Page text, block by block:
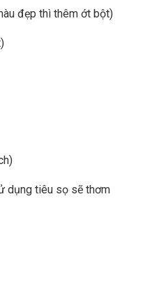
đẹp thì thêm ớt bột)
dụng tiêu sọ sẽ thơm